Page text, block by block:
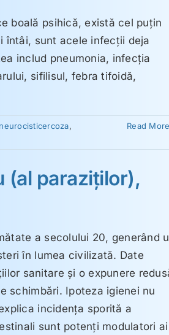
boală psihică, există cel puţin
întâi, sunt acele infecţii deja
includ pneumonia, infecţia
sifilisul, febra tifoidă,
neurocisticercoza,
Read More
(al paraziţilor),
a secolului 20, generând
în lumea civilizată. Date
sanitare şi o expunere
schimbări. Ipoteza igienei nu
incidenţa sporită a
sunt potenţi modulatori ai